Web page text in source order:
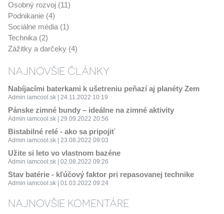
Osobný rozvoj (11)
Podnikanie (4)
Sociálne média (1)
Technika (2)
Zážitky a darčeky (4)
NAJNOVŠIE ČLÁNKY
Nabíjacími baterkami k ušetreniu peňazí aj planéty Zem
Admin iamcool.sk | 24.11.2022 10:19
Pánske zimné bundy – ideálne na zimné aktivity
Admin iamcool.sk | 29.09.2022 20:56
Bistabilné relé - ako sa pripojiť
Admin iamcool.sk | 23.08.2022 09:03
Užite si leto vo vlastnom bazéne
Admin iamcool.sk | 02.08.2022 09:26
Stav batérie - kľúčový faktor pri repasovanej technike
Admin iamcool.sk | 01.03.2022 09:24
NAJNOVŠIE KOMENTÁRE